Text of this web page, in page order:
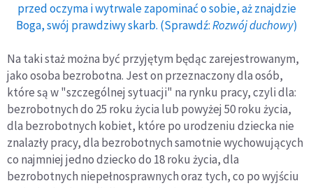
przed oczyma i wytrwale zapominać o sobie, aż znajdzie
Boga, swój prawdziwy skarb. (Sprawdź:Rozwój duchowy)
Na taki staż można być przyjętym będąc zarejestrowanym,
jako osoba bezrobotna. Jest on przeznaczony dla osób,
które są w "szczególnej sytuacji" na rynku pracy, czyli dla:
bezrobotnych do 25 roku życia lub powyżej 50 roku życia,
dla bezrobotnych kobiet, które po urodzeniu dziecka nie
znalazły pracy, dla bezrobotnych samotnie wychowujących
co najmniej jedno dziecko do 18 roku życia, dla
bezrobotnych niepełnosprawnych oraz tych, co po wyjściu